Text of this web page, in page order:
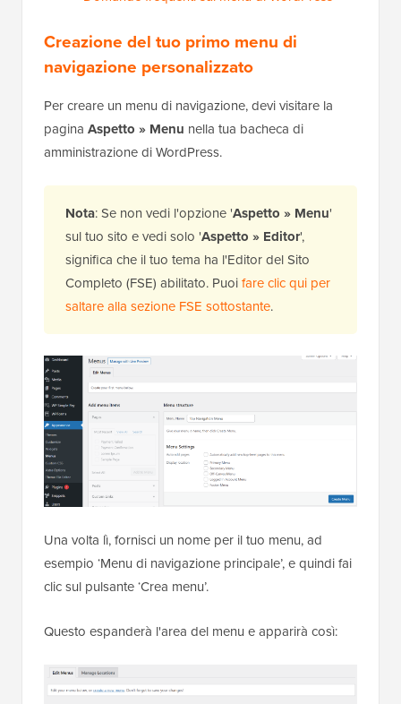
Creazione del tuo primo menu di
navigazione personalizzato
Per creare un menu di navigazione, devi visitare la
pagina Aspetto » Menu nella tua bacheca di
amministrazione di WordPress.
Nota: Se non vedi l'opzione 'Aspetto » Menu'
sul tuo sito e vedi solo 'Aspetto » Editor',
significa che il tuo tema ha l'Editor del Sito
Completo (FSE) abilitato. Puoifare clic qui per
saltare alla sezione FSE sottostante.
Una volta lì, fornisci un nome per il tuo menu, ad
esempio ‘Menu di navigazione principale’, e quindi fai
clic sul pulsante ‘Crea menu’.
Questo espanderà l'area del menu e apparirà così: